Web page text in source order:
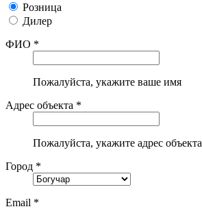
Розница
Дилер
ФИО *
Пожалуйста, укажите ваше имя
Адрес объекта *
Пожалуйста, укажите адрес объекта
Город *
Email *